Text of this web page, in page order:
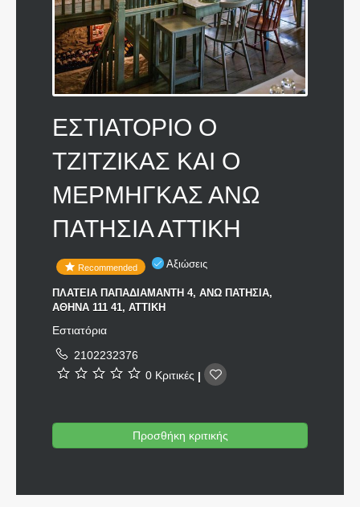
ΕΣΤΙΑΤΟΡΙΟ Ο
ΤΖΙΤΖΙΚΑΣ ΚΑΙ Ο
ΜΕΡΜΗΓΚΑΣ ΑΝΩ
ΠΑΤΗΣΙΑ ΑΤΤΙΚΗ
Recommended Αξιώσεις
ΠΛΑΤΕΙΑ ΠΑΠΑΔΙΑΜΑΝΤΗ 4, ΑΝΩ ΠΑΤΗΣΙΑ,
ΑΘΗΝΑ 111 41, ΑΤΤΙΚΗ
Εστιατόρια
2102232376
0 Κριτικές |
Προσθήκη κριτικής